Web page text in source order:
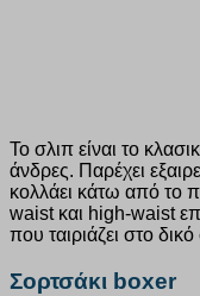
Το σλιπ είναι το
άνδρες. Παρέχει
κολλάει κάτω από το
waist και high-waist
που ταιριάζει στο
Σορτσάκι boxer